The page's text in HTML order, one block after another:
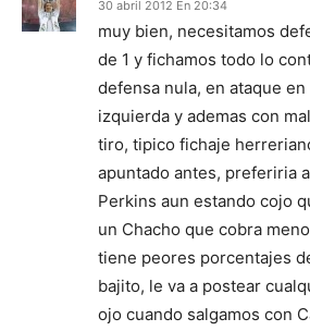
30 abril 2012 En 20:34
muy bien, necesitamos
de 1 y fichamos todo lo
defensa nula, en ataque
izquierda y ademas con
tiro, tipico fichaje
apuntado antes, preferiria
Perkins aun estando cojo
un Chacho que cobra
tiene peores porcentajes
bajito, le va a postear
ojo cuando salgamos con